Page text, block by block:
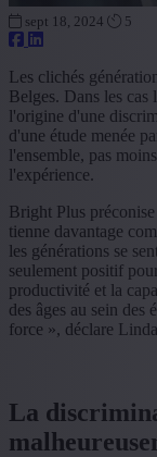
sept 18, 2024 5
Les clichés
Belges. Dans les cas
l'origine d'une
d'une étude menée
l'ensemble, pas
l'expérience.
Bright Plus
tienne davantage
les générations se
seulement positif
productivité et la
des âges au sein des
force », déclare
La